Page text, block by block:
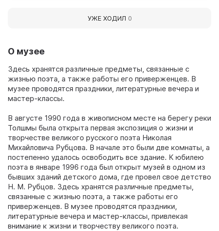
О музее
Здесь хранятся различные предметы, связанные с
жизнью поэта, а также работы его приверженцев. В
музее проводятся праздники, литературные вечера и
мастер-классы.
В августе 1990 года в живописном месте на берегу реки
Толшмы была открыта первая экспозиция о жизни и
творчестве великого русского поэта Николая
Михайловича Рубцова. В начале это были две комнаты, а
постепенно удалось освободить все здание. К юбилею
поэта в январе 1996 года был открыт музей в одном из
бывших зданий детского дома, где провел свое детство
Н. М. Рубцов. Здесь хранятся различные предметы,
связанные с жизнью поэта, а также работы его
приверженцев. В музее проводятся праздники,
литературные вечера и мастер-классы, привлекая
внимание к жизни и творчеству великого поэта.
УЖЕ ХОДИЛ 0